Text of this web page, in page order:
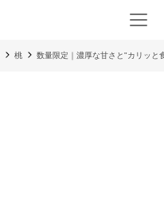
桃 数量限定｜濃厚な甘さと"カリッと